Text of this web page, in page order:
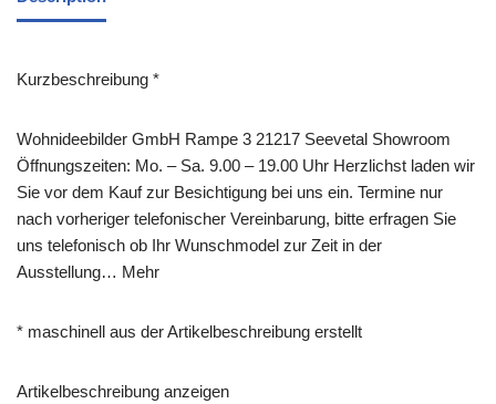
Kurzbeschreibung *
Wohnideebilder GmbH Rampe 3 21217 Seevetal Showroom
Öffnungszeiten: Mo. – Sa. 9.00 – 19.00 Uhr Herzlichst laden wir
Sie vor dem Kauf zur Besichtigung bei uns ein. Termine nur
nach vorheriger telefonischer Vereinbarung, bitte erfragen Sie
uns telefonisch ob Ihr Wunschmodel zur Zeit in der
Ausstellung… Mehr
* maschinell aus der Artikelbeschreibung erstellt
Artikelbeschreibung anzeigen